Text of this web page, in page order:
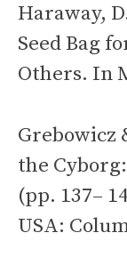
Haraway,
Seed Bag
Others. In
Grebowicz
the
(pp. 137–
USA: